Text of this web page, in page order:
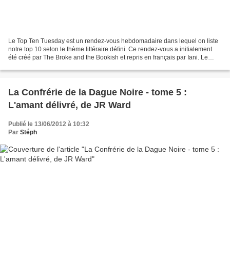
Le Top Ten Tuesday est un rendez-vous hebdomadaire dans lequel on liste
notre top 10 selon le thème littéraire défini. Ce rendez-vous a initialement
été créé par The Broke and the Bookish et repris en français par Iani. Le
La Confrérie de la Dague Noire - tome 5 :
L'amant délivré, de JR Ward
Publié le 13/06/2012 à 10:32
Par Stéph